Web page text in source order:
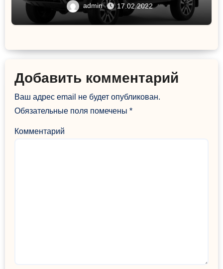
admin 17.02.2022
Добавить комментарий
Ваш адрес email не будет опубликован.
Обязательные поля помечены*
Комментарий